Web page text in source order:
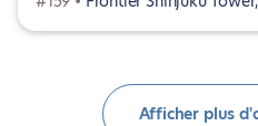
Afficher plus